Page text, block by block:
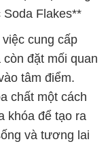
Soda Flakes**
cung cấp
đặt mối quan
tâm điểm.
chất một cách
khóa để tạo ra
và tương lai